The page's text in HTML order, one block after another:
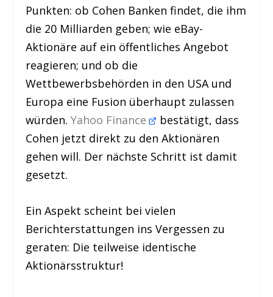
Punkten: ob Cohen Banken findet, die ihm
die 20 Milliarden geben; wie eBay-
Aktionäre auf ein öffentliches Angebot
reagieren; und ob die
Wettbewerbsbehörden in den USA und
Europa eine Fusion überhaupt zulassen
würden.Yahoo Finance
bestätigt, dass
Cohen jetzt direkt zu den Aktionären
gehen will. Der nächste Schritt ist damit
gesetzt.
Ein Aspekt scheint bei vielen
Berichterstattungen ins Vergessen zu
geraten: Die teilweise identische
Aktionärsstruktur!